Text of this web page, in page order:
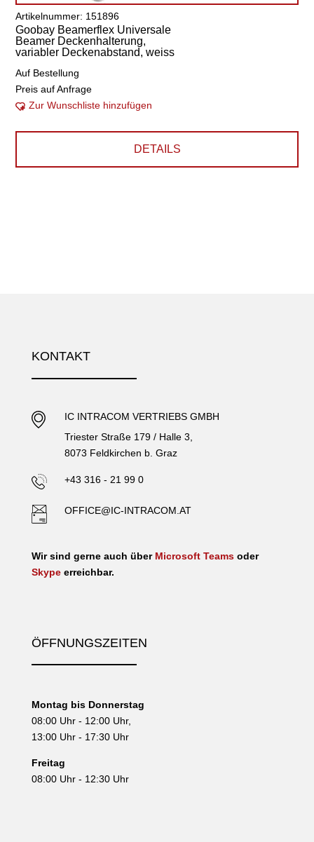
Artikelnummer: 151896
Goobay Beamerflex Universale
Beamer Deckenhalterung,
variabler Deckenabstand, weiss
Auf Bestellung
Preis auf Anfrage
Zur Wunschliste hinzufügen
DETAILS
KONTAKT
IC INTRACOM VERTRIEBS GMBH
Triester Straße 179 / Halle 3,
8073 Feldkirchen b. Graz
+43 316 - 21 99 0
OFFICE@IC-INTRACOM.AT
Wir sind gerne auch über Microsoft Teamsoder
Skypeerreichbar.
ÖFFNUNGSZEITEN
Montag bis Donnerstag
08:00 Uhr - 12:00 Uhr,
13:00 Uhr - 17:30 Uhr
Freitag
08:00 Uhr - 12:30 Uhr